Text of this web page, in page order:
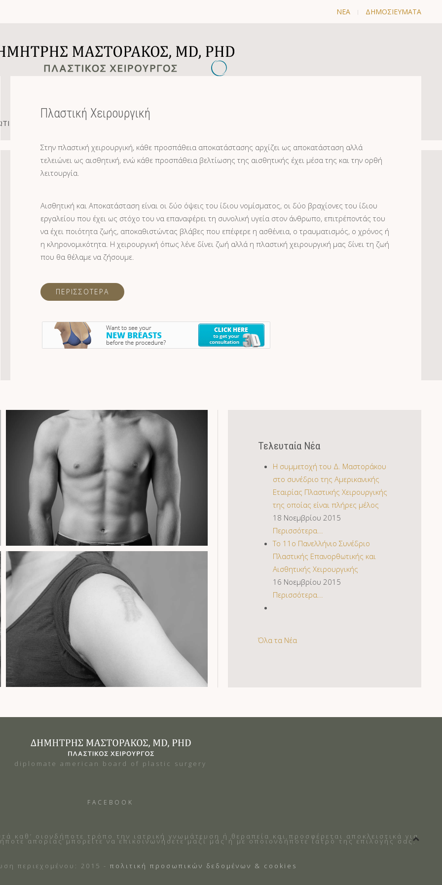
ΝΕΑ ΔΗΜΟΣΙΕΥΜΑΤΑ
ΧΕΙΡΟΥΡΓΙΚΗ ΑΙΣΘΗΤΙΚΗ ΧΕΙΡΟΥΡΓΙΚΗ
μία αισθητική
τι είναι εφικτό
του μαστού,
Πλαστική Χειρουργική
Στην πλαστική χειρουργική, κάθε προσπάθεια αποκατάστασης αρχίζει ως αποκατάσταση αλλά
τελειώνει ως αισθητική, ενώ κάθε προσπάθεια βελτίωσης της αισθητικής έχει μέσα της και την ορθή
λειτουργία.
Αισθητική και Αποκατάσταση είναι οι δύο όψεις του ίδιου νομίσματος, οι δύο βραχίονες του ίδιου
εργαλείου που έχει ως στόχο του να επαναφέρει τη συνολική υγεία στον άνθρωπο, επιτρέποντάς του
να έχει ποιότητα ζωής, αποκαθιστώντας βλάβες που επέφερε η ασθένεια, ο τραυματισμός, ο χρόνος ή
η κληρονομικότητα. Η χειρουργική όπως λένε δίνει ζωή αλλά η πλαστική χειρουργική μας δίνει τη ζωή
που θα θέλαμε να ζήσουμε.
ΠΕΡΙΣΣΟΤΕΡΑ
ΠΕΡΙΣΣΟΤΕΡΑ
Τελευταία Νέα
Η συμμετοχή του Δ. Μαστοράκου
στο συνέδριο της Αμερικανικής
Εταιρίας Πλαστικής Χειρουργικής
της οποίας είναι πλήρες μέλος
18 Νοεμβρίου 2015
Περισσότερα...
Το 11ο Πανελλήνιο Συνέδριο
Πλαστικής Επανορθωτικής και
Αισθητικής Χειρουργικής
16 Νοεμβρίου 2015
Περισσότερα...
Όλα τα Νέα
diplomate american board of plastic surgery
FACEBOOK
καθ’ οιονδήποτε τρόπο την ιατρική γνωμάτευση ή θεραπεία και προσφέρεται αποκλειστικά για
απορίας μπορείτε να επικοινωνήσετε μαζί μας ή με οποιονδήποτε ιατρό της επιλογής σας.
περιεχομένου: 2015 - πολιτική προσωπικών δεδομένων & cookies